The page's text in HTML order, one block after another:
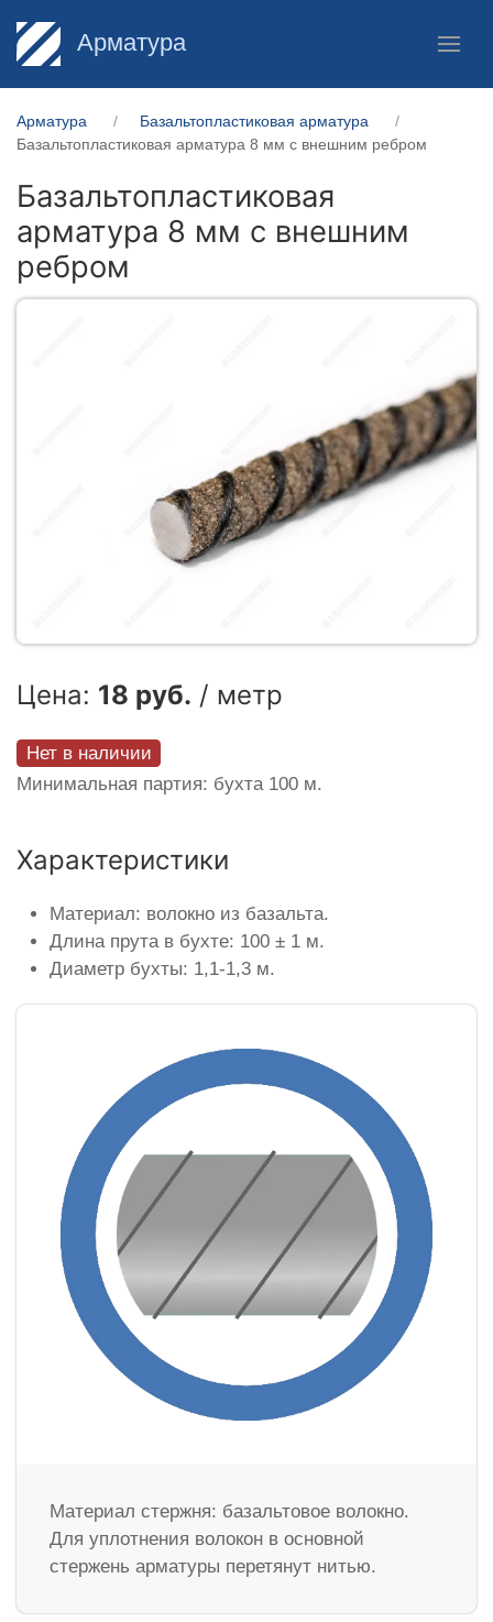
Арматура
Арматура
Базальтопластиковая арматура
Базальтопластиковая арматура 8 мм с внешним ребром
Базальтопластиковая
арматура 8 мм с внешним
ребром
Цена: 18 руб. / метр
Нет в наличии
Минимальная партия: бухта 100 м.
Характеристики
Материал: волокно из базальта.
Длина прута в бухте: 100 ± 1 м.
Диаметр бухты: 1,1-1,3 м.
Материал стержня: базальтовое волокно.
Для уплотнения волокон в основной
стержень арматуры перетянут нитью.